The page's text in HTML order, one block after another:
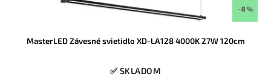
–8 %
MasterLED Závesné svietidlo XD-LA128 4000K 27W 120cm
✅ SKLADOM